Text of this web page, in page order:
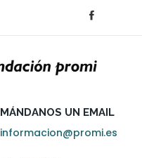
MÁNDANOS UN EMAIL
informacion@promi.es